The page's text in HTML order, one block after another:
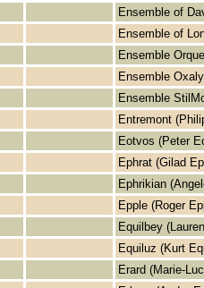
Ensemble of
Ensemble of
Ensemble
Ensemble
Ensemble
Entremont
Eotvos (Peter
Ephrat (Gilad
Ephrikian
Epple (Roger
Equilbey
Equiluz (Kurt
Erard (Marie-